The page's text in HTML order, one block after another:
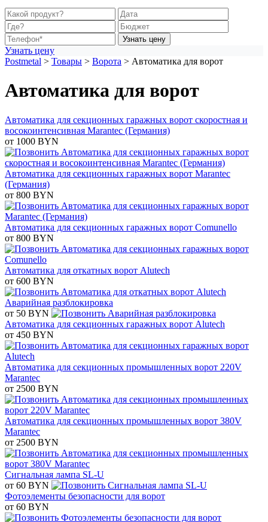
Узнать цену
Узнать цену
Postmetal > Товары > Ворота > Автоматика для ворот
Автоматика для ворот
Автоматика для секционных гаражных ворот скоростная и
восокоинтенсивная Marantec (Германия)
от 1000 BYN
Автоматика для секционных гаражных ворот Marantec
(Германия)
от 800 BYN
Автоматика для секционных гаражных ворот Comunello
от 800 BYN
Автоматика для откатных ворот Alutech
от 600 BYN
Аварийная разблокировка
от 50 BYN
Автоматика для секционных гаражных ворот Alutech
от 450 BYN
Автоматика для секционных промышленных ворот 220V
Marantec
от 2500 BYN
Автоматика для секционных промышленных ворот 380V
Marantec
от 2500 BYN
Сигнальная лампа SL-U
от 60 BYN
Фотоэлементы безопасности для ворот
от 60 BYN